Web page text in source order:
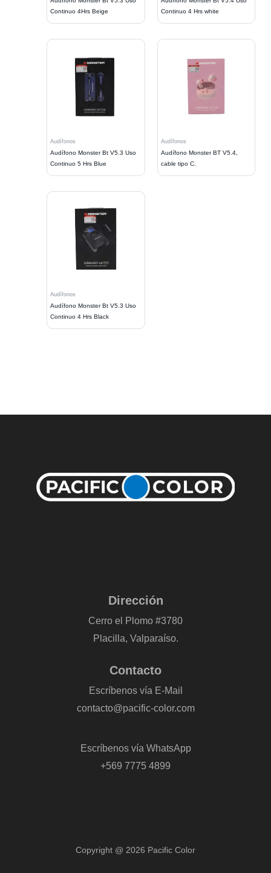
Continuo 4Hrs Beige
Continuo 4 Hrs white
Audífonos
Audífono Monster Bt V5.3 Uso
Continuo 5 Hrs Blue
Audífonos
Audífono Monster BT V5.4,
cable tipo C.
Audífonos
Audífono Monster Bt V5.3 Uso
Continuo 4 Hrs Black
Dirección
Cerro el Plomo #3780
Placilla, Valparaíso.
Contacto
Escríbenos vía E-Mail
contacto@pacific-color.com
Escríbenos vía WhatsApp
+569 7775 4899
Copyright @ 2026 Pacific Color